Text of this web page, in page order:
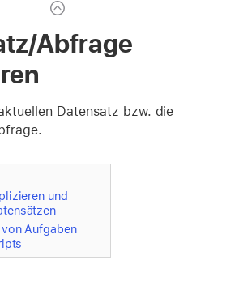
Abfrage
Datensatz bzw. die
und
Aufgaben